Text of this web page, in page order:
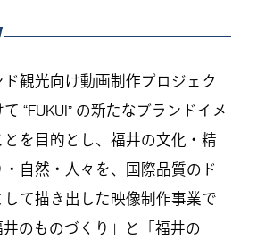
観光向け動画制作プロジェク
“FUKUI” の新たなブランドイメ
を目的とし、福井の文化・精
自然・人々を、国際品質のド
て描き出した映像制作事業で
のものづくり」と「福井の